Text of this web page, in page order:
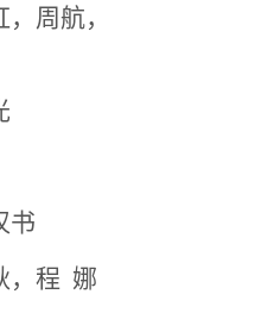
周航，
书
，程 娜